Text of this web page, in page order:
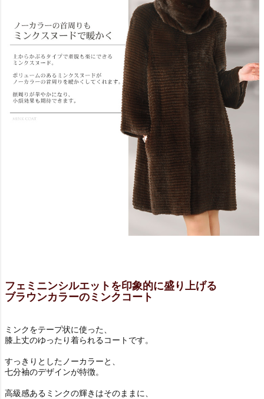
フェミニンシルエットを印象的に盛り上げる
ブラウンカラーのミンクコート
ミンクをテープ状に使った、
膝上丈のゆったり着られるコートです。
すっきりとしたノーカラーと、
七分袖のデザインが特徴。
高級感あるミンクの輝きはそのままに、